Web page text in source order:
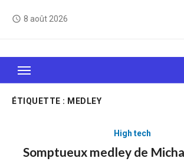
access_time 8 août 2026
Le Web, c'est comme une boîte de
sait jamais sur quoi on va
ÉTIQUETTE : MEDLEY
High tech
Somptueux medley de